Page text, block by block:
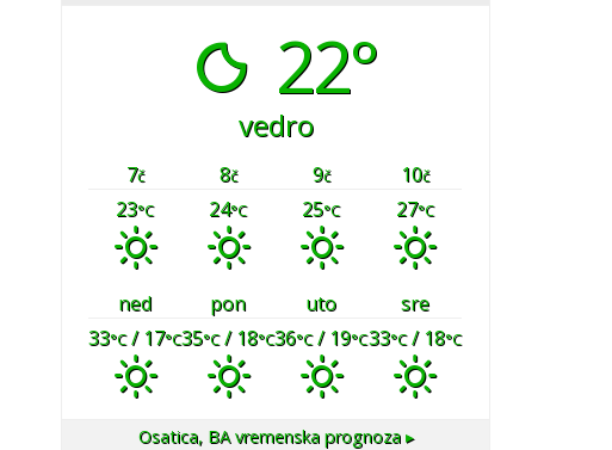
22°
vedro
7č 8č 9č 10č
23°C 24°C 25°C 27°C
ned pon uto
sre
33°C/ 17°C35°C/ 18°C36°C/ 19°C33°C/ 18°C
Osatica, BAvremenska prognoza ▸